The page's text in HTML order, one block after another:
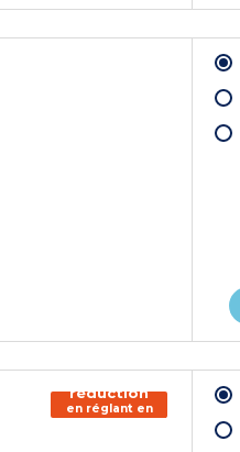
150€ de
réduction
en réglant en
chèque